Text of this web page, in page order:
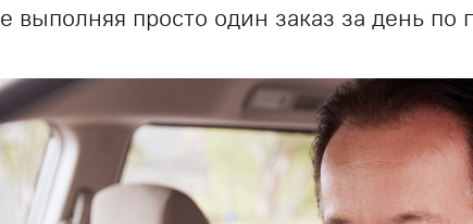
выполняя просто один заказ за день по